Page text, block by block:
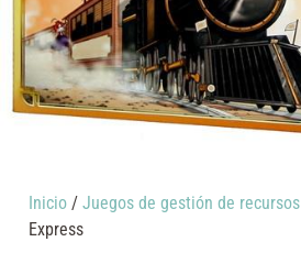
Inicio /Juegos de gestión de recursos
Express